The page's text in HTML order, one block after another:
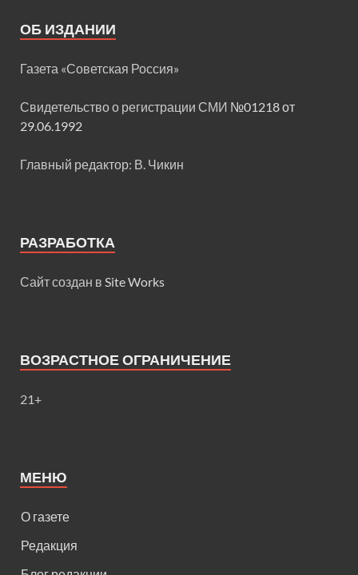
ОБ ИЗДАНИИ
Газета «Советская Россия»
Свидетельство о регистрации СМИ №01218 от
29.06.1992
Главный редактор: В. Чикин
РАЗРАБОТКА
Сайт создан в Site Works
ВОЗРАСТНОЕ ОГРАНИЧЕНИЕ
21+
МЕНЮ
О газете
Редакция